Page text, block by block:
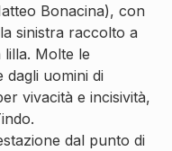
Bonacina), con
sinistra raccolto a
Molte le
uomini di
vivacità e incisività,
dal punto di